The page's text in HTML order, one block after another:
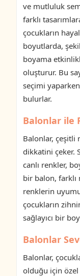
ve mutluluk
farklı
çocukların
boyutlarda,
boyama
oluşturur. Bu
seçimi
bulurlar.
Balonlar ile
Balonlar, çeşitli
dikkatini çeker.
canlı renkler,
bir balon, farklı
renklerin
çocukların
sağlayıcı bir
Balonlar
Balonlar,
olduğu için özel